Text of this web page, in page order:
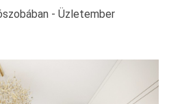
- Üzletember